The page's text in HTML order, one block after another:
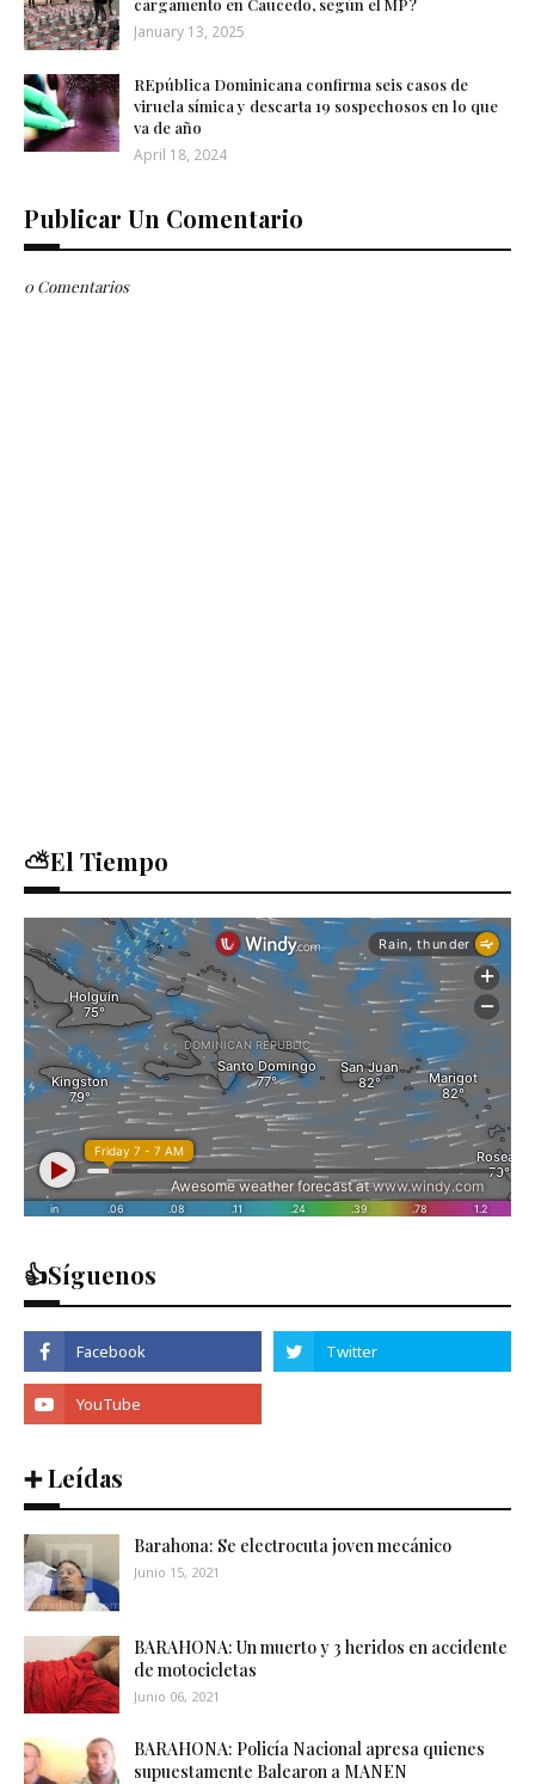
cargamento en Caucedo, según el MP?
January 13, 2025
REpública Dominicana confirma seis casos de
viruela símica y descarta 19 sospechosos en lo que
va de año
April 18, 2024
Publicar Un Comentario
0 Comentarios
⛅El Tiempo
👍Síguenos
➕ Leídas
Barahona: Se electrocuta joven mecánico
Junio 15, 2021
BARAHONA: Un muerto y 3 heridos en accidente
de motocicletas
Junio 06, 2021
BARAHONA: Policía Nacional apresa quienes
supuestamente Balearon a MANEN